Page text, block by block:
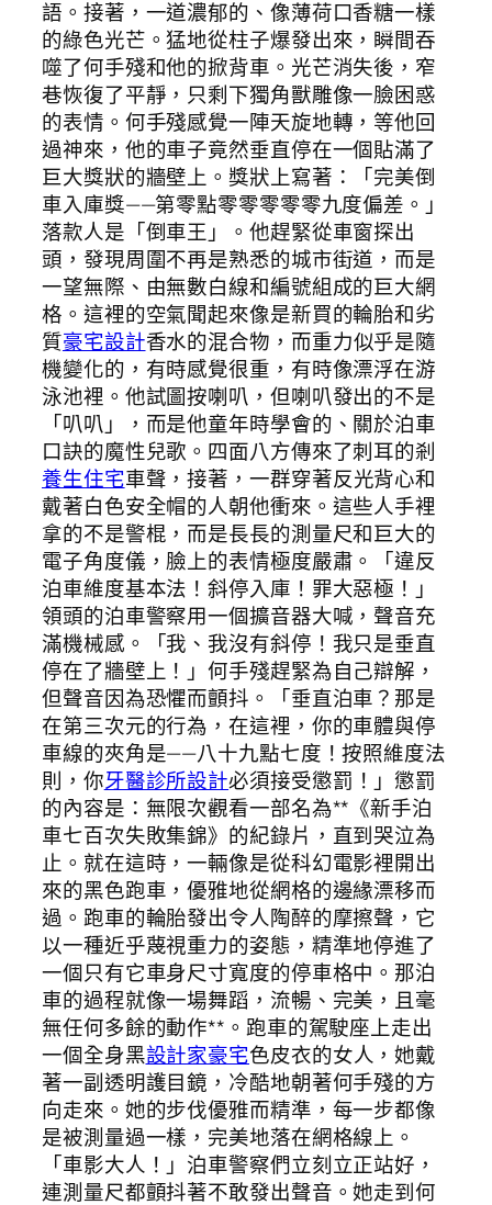
語。接著，一道濃郁的、像薄荷口香糖一樣
的綠色光芒。猛地從柱子爆發出來，瞬間吞
噬了何手殘和他的掀背車。光芒消失後，窄
巷恢復了平靜，只剩下獨角獸雕像一臉困惑
的表情。何手殘感覺一陣天旋地轉，等他回
過神來，他的車子竟然垂直停在一個貼滿了
巨大獎狀的牆壁上。獎狀上寫著：「完美倒
車入庫獎——第零點零零零零零九度偏差。」
落款人是「倒車王」。他趕緊從車窗探出
頭，發現周圍不再是熟悉的城市街道，而是
一望無際、由無數白線和編號組成的巨大網
格。這裡的空氣聞起來像是新買的輪胎和劣
質豪宅設計香水的混合物，而重力似乎是隨
機變化的，有時感覺很重，有時像漂浮在游
泳池裡。他試圖按喇叭，但喇叭發出的不是
「叭叭」，而是他童年時學會的、關於泊車
口訣的魔性兒歌。四面八方傳來了刺耳的剎
養生住宅車聲，接著，一群穿著反光背心和
戴著白色安全帽的人朝他衝來。這些人手裡
拿的不是警棍，而是長長的測量尺和巨大的
電子角度儀，臉上的表情極度嚴肅。「違反
泊車維度基本法！斜停入庫！罪大惡極！」
領頭的泊車警察用一個擴音器大喊，聲音充
滿機械感。「我、我沒有斜停！我只是垂直
停在了牆壁上！」何手殘趕緊為自己辯解，
但聲音因為恐懼而顫抖。「垂直泊車？那是
在第三次元的行為，在這裡，你的車體與停
車線的夾角是——八十九點七度！按照維度法
則，你牙醫診所設計必須接受懲罰！」懲罰
的內容是：無限次觀看一部名為**《新手泊
車七百次失敗集錦》的紀錄片，直到哭泣為
止。就在這時，一輛像是從科幻電影裡開出
來的黑色跑車，優雅地從網格的邊緣漂移而
過。跑車的輪胎發出令人陶醉的摩擦聲，它
以一種近乎蔑視重力的姿態，精準地停進了
一個只有它車身尺寸寬度的停車格中。那泊
車的過程就像一場舞蹈，流暢、完美，且毫
無任何多餘的動作**。跑車的駕駛座上走出
一個全身黑設計家豪宅色皮衣的女人，她戴
著一副透明護目鏡，冷酷地朝著何手殘的方
向走來。她的步伐優雅而精準，每一步都像
是被測量過一樣，完美地落在網格線上。
「車影大人！」泊車警察們立刻立正站好，
連測量尺都顫抖著不敢發出聲音。她走到何